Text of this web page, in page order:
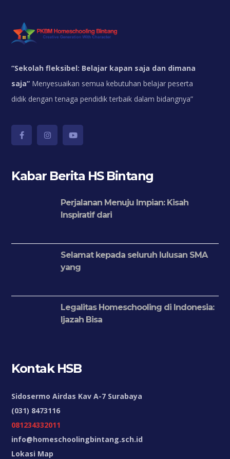
“Sekolah fleksibel: Belajar kapan saja dan dimana
saja” Menyesuaikan semua kebutuhan belajar peserta
didik dengan tenaga pendidik terbaik dalam bidangnya”
Kabar Berita HS Bintang
Perjalanan Menuju Impian: Kisah
Inspiratif dari
Selamat kepada seluruh lulusan SMA
yang
Legalitas Homeschooling di Indonesia:
Ijazah Bisa
Kontak HSB
Sidosermo Airdas Kav A-7 Surabaya
(031) 8473116
081234332011
info@homeschoolingbintang.sch.id
Lokasi Map